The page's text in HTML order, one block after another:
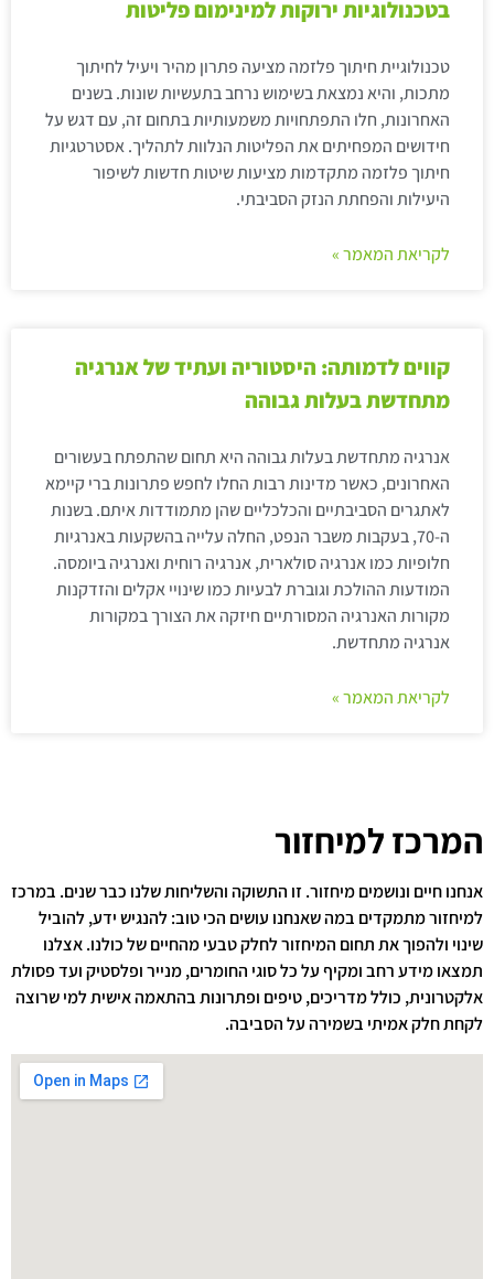
בטכנולוגיות ירוקות למינימום פליטות
טכנולוגיית חיתוך פלזמה מציעה פתרון מהיר ויעיל לחיתוך
מתכות, והיא נמצאת בשימוש נרחב בתעשיות שונות. בשנים
האחרונות, חלו התפתחויות משמעותיות בתחום זה, עם דגש על
חידושים המפחיתים את הפליטות הנלוות לתהליך. אסטרטגיות
חיתוך פלזמה מתקדמות מציעות שיטות חדשות לשיפור
היעילות והפחתת הנזק הסביבתי.
לקריאת המאמר »
קווים לדמותה: היסטוריה ועתיד של אנרגיה
מתחדשת בעלות גבוהה
אנרגיה מתחדשת בעלות גבוהה היא תחום שהתפתח בעשורים
האחרונים, כאשר מדינות רבות החלו לחפש פתרונות ברי קיימא
לאתגרים הסביבתיים והכלכליים שהן מתמודדות איתם. בשנות
ה-70, בעקבות משבר הנפט, החלה עלייה בהשקעות באנרגיות
חלופיות כמו אנרגיה סולארית, אנרגיה רוחית ואנרגיה ביומסה.
המודעות ההולכת וגוברת לבעיות כמו שינויי אקלים והזדקנות
מקורות האנרגיה המסורתיים חיזקה את הצורך במקורות
אנרגיה מתחדשת.
לקריאת המאמר »
המרכז למיחזור
אנחנו חיים ונושמים מיחזור. זו התשוקה והשליחות שלנו כבר שנים. במרכז
למיחזור מתמקדים במה שאנחנו עושים הכי טוב: להנגיש ידע, להוביל
שינוי ולהפוך את תחום המיחזור לחלק טבעי מהחיים של כולנו. אצלנו
תמצאו מידע רחב ומקיף על כל סוגי החומרים, מנייר ופלסטיק ועד פסולת
אלקטרונית, כולל מדריכים, טיפים ופתרונות בהתאמה אישית למי שרוצה
לקחת חלק אמיתי בשמירה על הסביבה.